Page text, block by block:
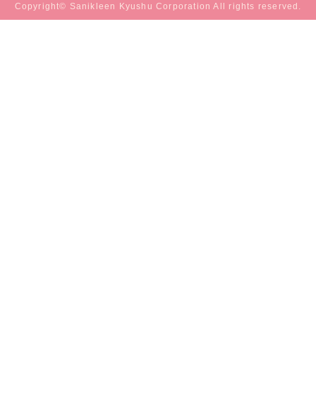
Copyright© Sanikleen Kyushu Corporation All rights reserved.